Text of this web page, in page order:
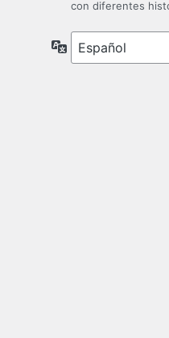
con diferentes
Idioma